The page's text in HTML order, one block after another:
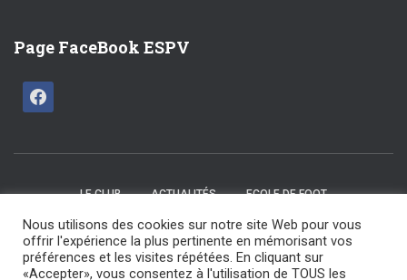
Page FaceBook ESPV
LE CLUB ACTUALITÉS ECOLE DE FOOT
CATÉGORIES U15 / U17 SENIORS LES COMMISSIONS
Nous utilisons des cookies sur notre site Web pour vous
offrir l'expérience la plus pertinente en mémorisant vos
préférences et les visites répétées. En cliquant sur
«Accepter», vous consentez à l'utilisation de TOUS les